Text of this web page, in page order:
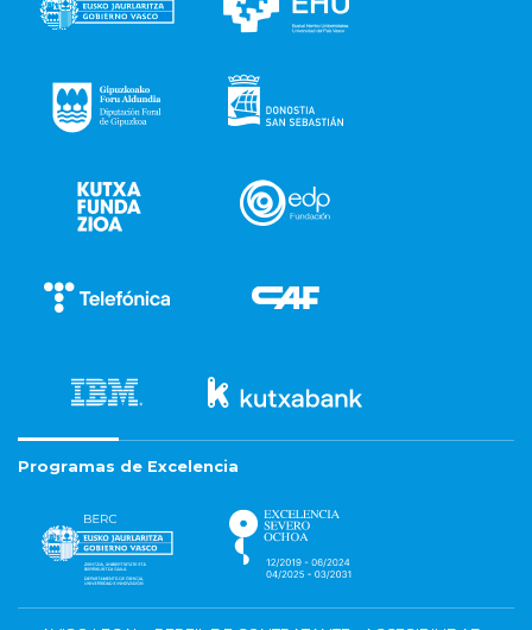
Programas de Excelencia